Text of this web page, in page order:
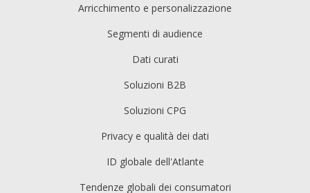
Arricchimento e personalizzazione
Segmenti di audience
Dati curati
Soluzioni B2B
Soluzioni CPG
Privacy e qualità dei dati
ID globale dell'Atlante
Tendenze globali dei consumatori